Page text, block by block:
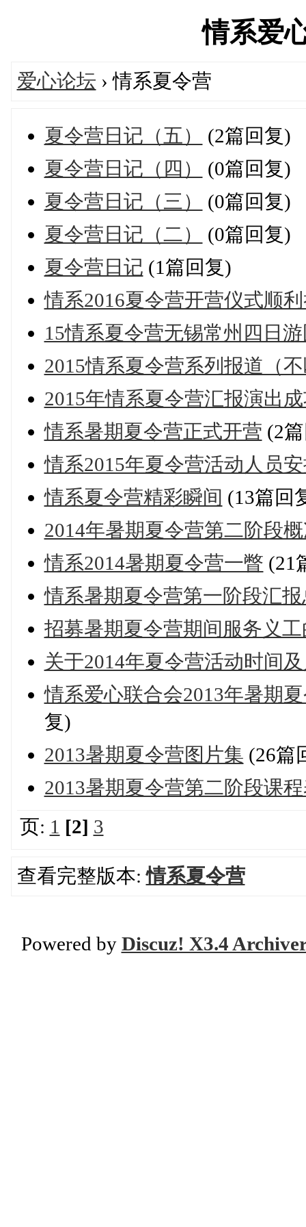
情系爱
爱心论坛 › 情系夏令营
夏令营日记（五）
(2篇回复)
夏令营日记（四）
(0篇回复)
夏令营日记（三）
(0篇回复)
夏令营日记（二）
(0篇回复)
夏令营日记 (1篇回复)
情系2016夏令营开营仪式顺
15情系夏令营无锡常州四日
2015情系夏令营系列报道（
2015年情系夏令营汇报演出
情系暑期夏令营正式开营 (2
情系2015年夏令营活动人员
情系夏令营精彩瞬间 (13篇回
2014年暑期夏令营第二阶段
情系2014暑期夏令营一瞥 (21
情系暑期夏令营第一阶段汇
招募暑期夏令营期间服务义
关于2014年夏令营活动时间
情系爱心联合会2013年暑期
复)
2013暑期夏令营图片集 (26篇
2013暑期夏令营第二阶段课
页: 1 [2] 3
查看完整版本:情系夏令营
Powered by Discuz! X3.4